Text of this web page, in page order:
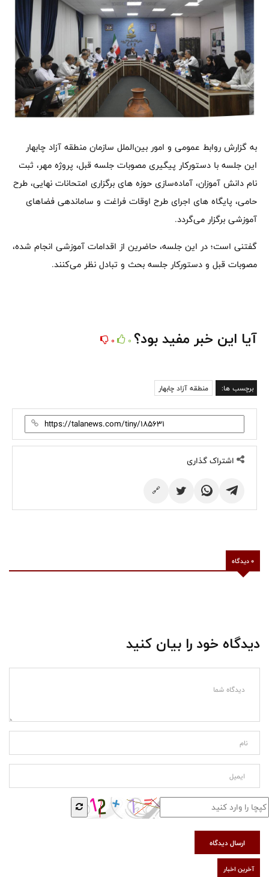
به گزارش روابط عمومی و امور بین‌الملل سازمان منطقه آزاد چابهار
این جلسه با دستورکار پیگیری مصوبات جلسه قبل، پروژه مهر، ثبت
نام دانش آموزان، آماده‌سازی حوزه های برگزاری امتحانات نهایی، طرح
حامی، پایگاه های اجرای طرح اوقات فراغت و ساماندهی فضاهای
آموزشی برگزار می‌گردد.
گفتنی است؛ در این جلسه، حاضرین از اقدامات آموزشی انجام شده،
مصوبات قبل و دستورکار جلسه بحث و تبادل نظر می‌کنند.
آیا این خبر مفید بود؟ 0
0
برچسب ها: منطقه آزاد چابهار
اشتراک گذاری
🔗
0 دیدگاه
دیدگاه خود را بیان کنید
ارسال دیدگاه
آخرین اخبار